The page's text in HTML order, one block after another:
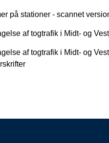
på stationer - scannet
af togtrafik i Midt- og
af togtrafik i Midt- og